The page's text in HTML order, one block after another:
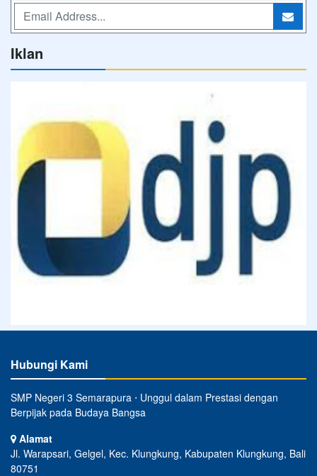
Iklan
Hubungi Kami
SMP Negeri 3 Semarapura ⋅ Unggul dalam Prestasi dengan
Berpijak pada Budaya Bangsa
Alamat
Jl. Warapsari, Gelgel, Kec. Klungkung, Kabupaten Klungkung, Bali
80751